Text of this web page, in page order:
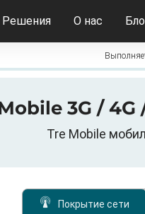
Решения О нас
3G /
Tre Mobile
Покрытие сети